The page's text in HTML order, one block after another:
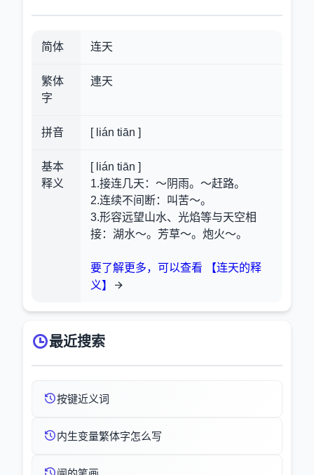
简体 连天
繁体
字
連天
拼音 [ lián tiān ]
基本
释义
[ lián tiān ]
1.接连几天：～阴雨。～赶路。
2.连续不间断：叫苦～。
3.形容远望山水、光焰等与天空相
接：湖水～。芳草～。炮火～。
要了解更多，可以查看 【连天的释
义】
最近搜索
按键近义词
内生变量繁体字怎么写